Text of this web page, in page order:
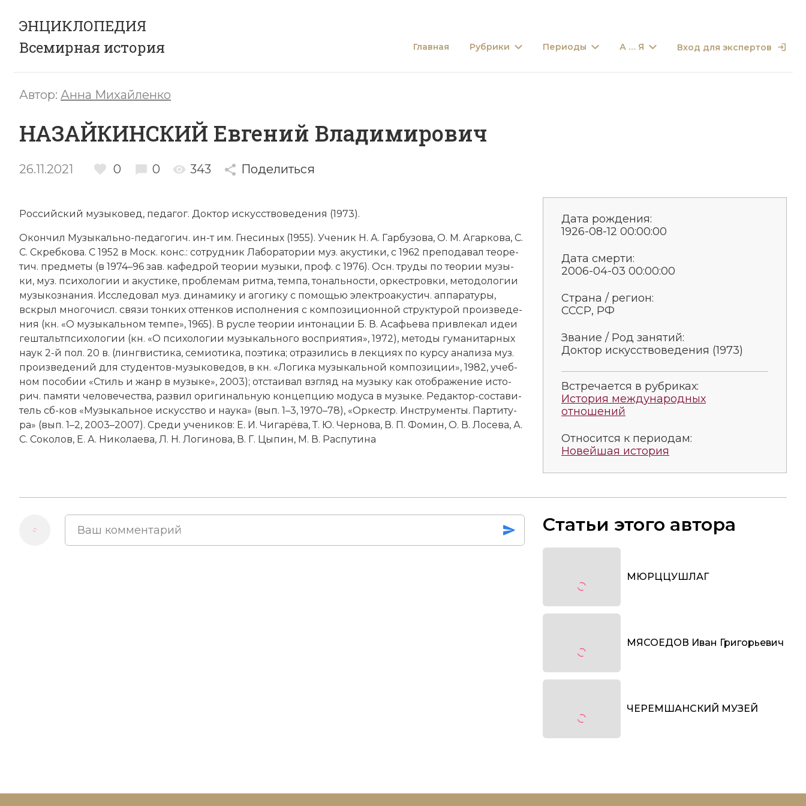
ЭНЦИКЛОПЕДИЯ
Всемирная история
Главная Рубрики Периоды А … Я Вход для экспертов
Автор: Анна Михайленко
НАЗАЙКИНСКИЙ Евгений Владимирович
26.11.2021 0 0 343 Поделиться
Российский му­зы­ко­вед, пе­да­гог. Доктор ис­кус­ст­во­ве­де­ния (1973).
Окон­чил Му­зы­каль­но-пе­да­го­гич. ин-т им. Гне­си­ных (1955). Уче­ник Н. А. Гар­бу­зо­ва, О. М. Агар­ко­ва, С.
С. Скреб­ко­ва. С 1952 в Моск. конс.: со­труд­ник Ла­бо­ра­то­рии муз. аку­сти­ки, с 1962 пре­по­да­вал тео­ре­
тич. пред­ме­ты (в 1974–96 зав. ка­фед­рой тео­рии му­зы­ки, проф. с 1976). Осн. тру­ды по тео­рии му­зы­
ки, муз. пси­хо­ло­гии и аку­сти­ке, про­бле­мам рит­ма, тем­па, то­наль­но­сти, ор­ке­ст­ров­ки, ме­то­до­ло­гии
му­зы­коз­на­ния. Ис­сле­до­вал муз. ди­на­ми­ку и аго­ги­ку с по­мо­щью элек­тро­аку­стич. ап­па­ра­ту­ры,
вскрыл мно­го­числ. свя­зи тон­ких от­тен­ков ис­пол­не­ния с ком­по­зи­ци­он­ной струк­ту­рой про­из­ве­де­
ния (кн. «О му­зы­каль­ном тем­пе», 1965). В рус­ле тео­рии ин­то­на­ции Б. В. Асафь­е­ва при­вле­кал идеи
геш­тальт­пси­хо­ло­гии (кн. «О пси­хо­ло­гии му­зы­каль­но­го вос­при­ятия», 1972), ме­то­ды гу­ма­ни­тар­ных
на­ук 2-й пол. 20 в. (лин­гвис­ти­ка, се­мио­ти­ка, по­эти­ка; от­ра­зи­лись в лек­ци­ях по кур­су ана­ли­за муз.
про­из­ве­де­ний для сту­ден­тов-му­зы­ко­ве­дов, в кн. «Ло­ги­ка му­зы­каль­ной ком­по­зи­ции», 1982, учеб­
ном по­со­бии «Стиль и жанр в му­зы­ке», 2003); от­стаи­вал взгляд на му­зы­ку как ото­бра­же­ние ис­то­
рич. па­мя­ти че­ло­ве­че­ст­ва, раз­вил ори­ги­наль­ную кон­цеп­цию мо­ду­са в му­зы­ке. Ре­дак­тор-со­ста­ви­
тель сб-ков «Му­зы­каль­ное ис­кус­ст­во и нау­ка» (вып. 1–3, 1970–78), «Ор­кестр. Ин­ст­ру­мен­ты. Пар­ти­ту­
ра» (вып. 1–2, 2003–2007). Сре­ди уче­ни­ков: Е. И. Чи­га­рё­ва, Т. Ю. Чер­но­ва, В. П. Фо­мин, О. В. Ло­се­ва, А.
С. Со­ко­лов, Е. А. Ни­ко­лае­ва, Л. Н. Ло­ги­но­ва, В. Г. Цы­пин, М. В. Рас­пу­ти­на
Дата рождения:
1926-08-12 00:00:00
Дата смерти:
2006-04-03 00:00:00
Страна / регион:
СССР, РФ
Звание / Род занятий:
Доктор ис­кус­ст­во­ве­де­ния (1973)
Встречается в рубриках:
История международных
отношений
Относится к периодам:
Новейшая история
Статьи этого автора
МЮРЦЦУШЛАГ
МЯСОЕДОВ Иван Григорьевич
ЧЕРЕМШАНСКИЙ МУЗЕЙ